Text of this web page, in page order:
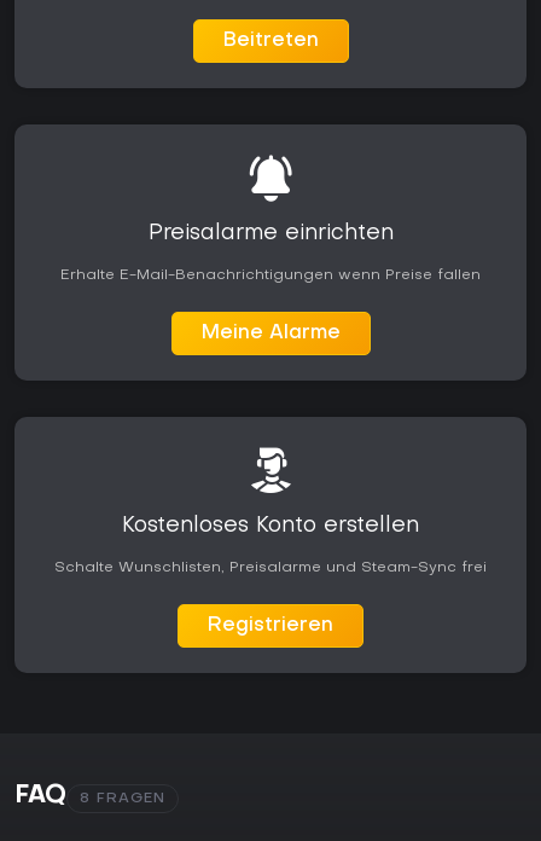
Beitreten
Preisalarme einrichten
Erhalte E-Mail-Benachrichtigungen wenn Preise fallen
Meine Alarme
Kostenloses Konto erstellen
Schalte Wunschlisten, Preisalarme und Steam-Sync frei
Registrieren
FAQ 8 FRAGEN